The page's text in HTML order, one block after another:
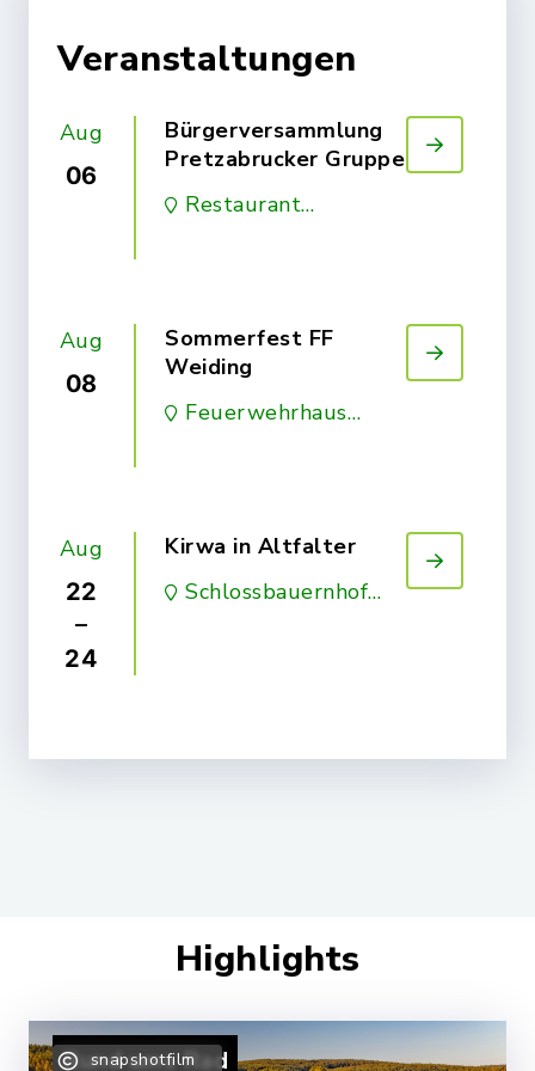
Veranstaltungen
Aug
06
Bürgerversammlung
Pretzabrucker Gruppe
Aug
08
Sommerfest FF
Weiding
Aug
22
–
24
Kirwa in Altfalter
Highlights
snapshotfilm
Rund ums Rad